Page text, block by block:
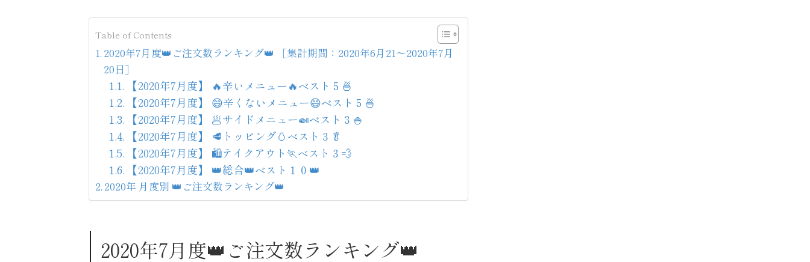
Table of Contents
2020年7月度👑ご注文数ランキング👑 ［集計期間：2020年6月21～2020年7月
20日］
【2020年7月度】 🔥辛いメニュー🔥ベスト５🍜
【2020年7月度】 😄辛くないメニュー😄ベスト５🍜
【2020年7月度】 🥟サイドメニュー🍛ベスト３🍚
【2020年7月度】 🥩トッピング🥚ベスト３🥬
【2020年7月度】 🛍️テイクアウト🏃ベスト３💨
【2020年7月度】 👑総合👑ベスト１０👑
2020年 月度別 👑ご注文数ランキング👑
2020年7月度👑ご注文数ランキング👑